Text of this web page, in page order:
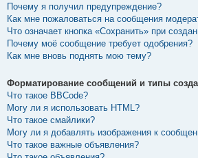
Почему я получил предупреждение?
Как мне пожаловаться на сообщения
Что означает кнопка «Сохранить» при
Почему моё сообщение требует одобрения?
Как мне вновь поднять мою тему?
Форматирование сообщений и типы
Что такое BBCode?
Могу ли я использовать HTML?
Что такое смайлики?
Могу ли я добавлять изображения к
Что такое важные объявления?